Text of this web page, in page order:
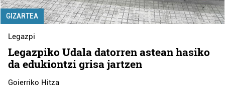
GIZARTEA
Legazpi
Legazpiko Udala datorren astean hasiko
da edukiontzi grisa jartzen
Goierriko Hitza